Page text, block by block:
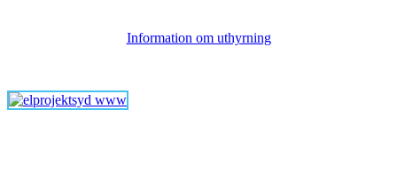
Information om uthyrning